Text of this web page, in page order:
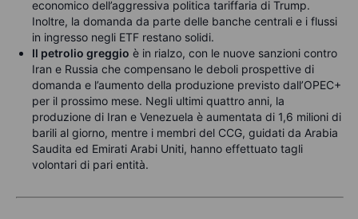
economico dell’aggressiva politica tariffaria di Trump.
Inoltre, la domanda da parte delle banche centrali e i flussi
in ingresso negli ETF restano solidi.
Il petrolio greggio è in rialzo, con le nuove sanzioni contro
Iran e Russia che compensano le deboli prospettive di
domanda e l’aumento della produzione previsto dall’OPEC+
per il prossimo mese. Negli ultimi quattro anni, la
produzione di Iran e Venezuela è aumentata di 1,6 milioni di
barili al giorno, mentre i membri del CCG, guidati da Arabia
Saudita ed Emirati Arabi Uniti, hanno effettuato tagli
volontari di pari entità.